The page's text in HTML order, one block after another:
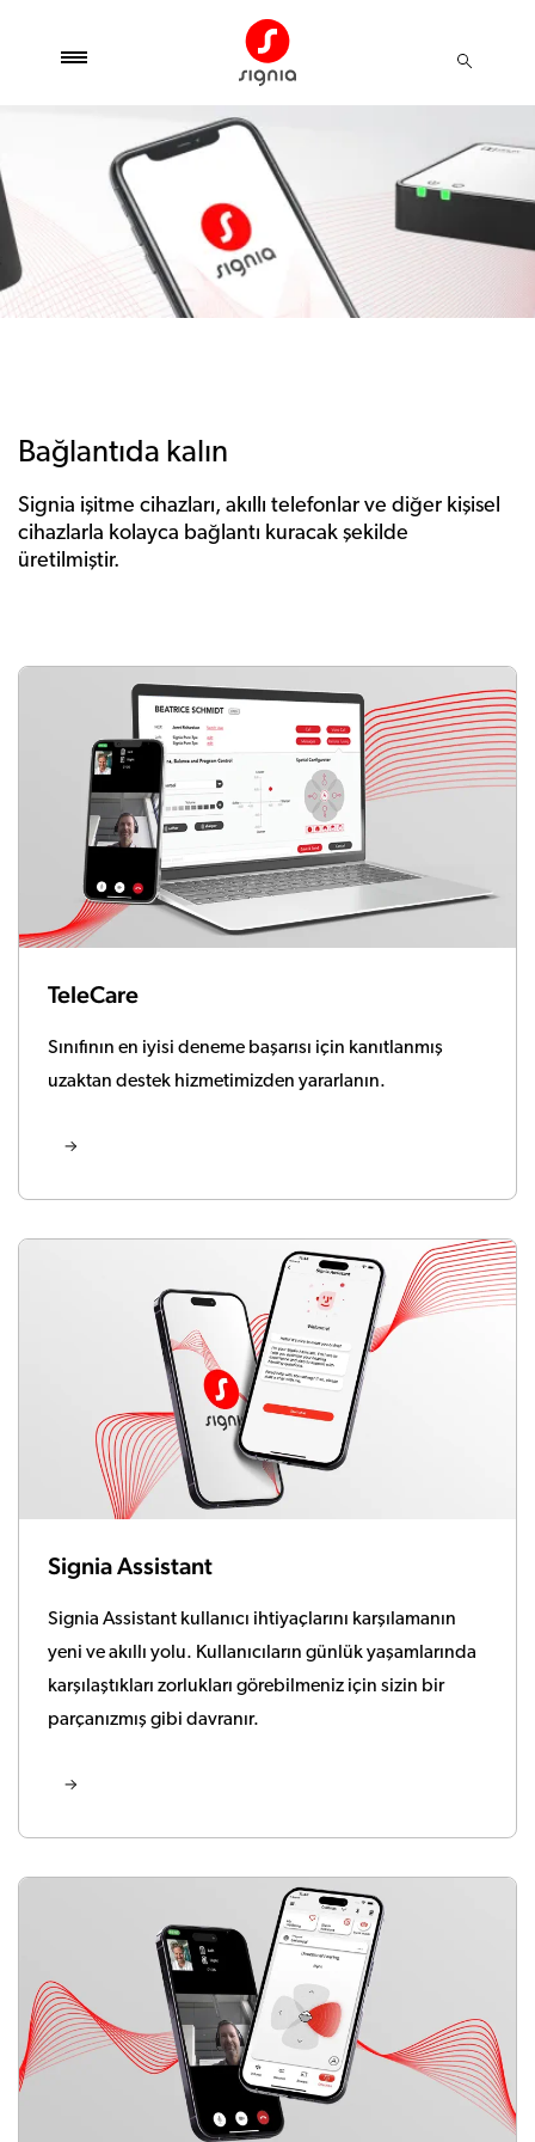
Bağlantıda kalın
Signia işitme cihazları, akıllı telefonlar ve diğer kişisel
cihazlarla kolayca bağlantı kuracak şekilde
üretilmiştir.
TeleCare
Sınıfının en iyisi deneme başarısı için kanıtlanmış
uzaktan destek hizmetimizden yararlanın.
Signia Assistant
Signia Assistant kullanıcı ihtiyaçlarını karşılamanın
yeni ve akıllı yolu. Kullanıcıların günlük yaşamlarında
karşılaştıkları zorlukları görebilmeniz için sizin bir
parçanızmış gibi davranır.